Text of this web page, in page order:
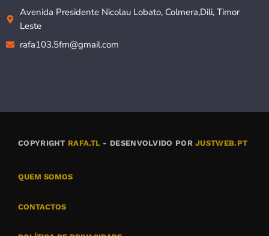
Avenida Presidente Nicolau Lobato, Colmera,Dili, Timor
Leste
rafa103.5fm@gmail.com
COPYRIGHT RAFA.TL - DESENVOLVIDO PORJUSTWEB.PT
QUEM SOMOS
CONTACTOS